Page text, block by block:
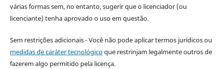
várias formas sem, no entanto, sugerir que o licenciador (ou
licenciante) tenha aprovado o uso em questão.
Sem restrições adicionais - Você não pode aplicar termos jurídicos ou
medidas de caráter tecnológicoque restrinjam legalmente outros de
fazerem algo permitido pela licença.